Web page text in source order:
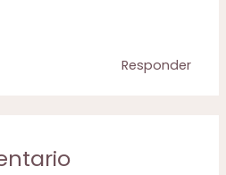
Responder